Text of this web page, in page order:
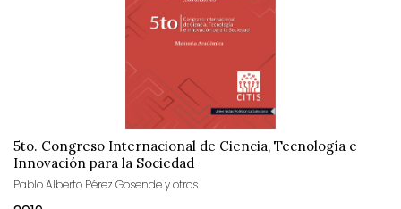
5to. Congreso Internacional de Ciencia, Tecnología e
Innovación para la Sociedad
Pablo Alberto Pérez Gosende y otros